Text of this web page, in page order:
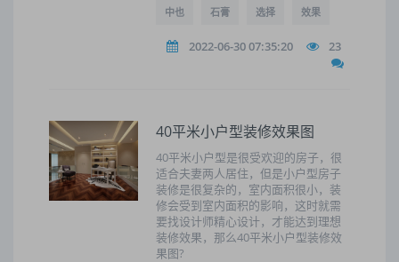
中也 石膏 选择 效果
2022-06-30 07:35:20 23
40平米小户型装修效果图
40平米小户型是很受欢迎的房子，很
适合夫妻两人居住，但是小户型房子
装修是很复杂的，室内面积很小，装
修会受到室内面积的影响，这时就需
要找设计师精心设计，才能达到理想
装修效果，那么40平米小户型装修效
果图?